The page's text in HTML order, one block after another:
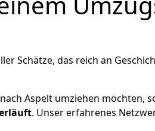
Schätze, das reich an
Aspelt umziehen möchten,
. Unser erfahrenes